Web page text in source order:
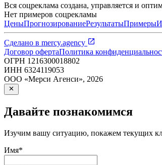
Вся соцреклама создана, управляется и
Нет примеров соцрекламы
ЦеныПрогнозированиеРезультатыПримеры
Сделано в mercy.agency
Договор офертаПолитика
ОГРН 1216300018802
ИНН 6324119053
ООО «Мерси Агенси», 2026
Давайте познакомимся
Изучим вашу ситуацию, покажем текущих
Имя*